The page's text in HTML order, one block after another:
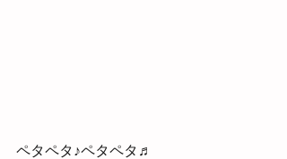
ペタペタ♪ペタペタ♬